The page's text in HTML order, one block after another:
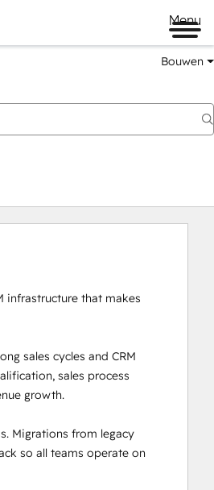
Menu
Bouwen
infrastructure that makes
sales cycles and CRM
sales process
growth.
Migrations from legacy
so all teams operate on